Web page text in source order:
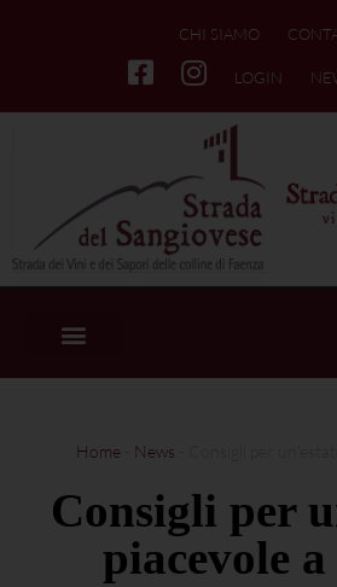
CHI SIAMO
LOGIN
Home News
Consigli per
piacevole